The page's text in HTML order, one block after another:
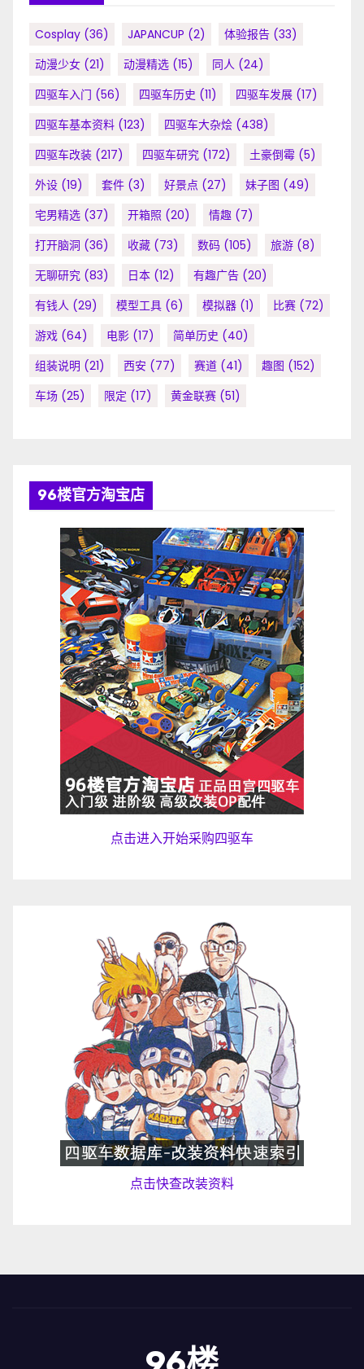
Cosplay (36) JAPANCUP (2) 体验报告 (33)
动漫少女 (21) 动漫精选 (15) 同人 (24)
四驱车入门 (56) 四驱车历史 (11) 四驱车发展 (17)
四驱车基本资料 (123) 四驱车大杂烩 (438)
四驱车改装 (217) 四驱车研究 (172) 土豪倒霉 (5)
外设 (19) 套件 (3) 好景点 (27) 妹子图 (49)
宅男精选 (37) 开箱照 (20) 情趣 (7)
打开脑洞 (36) 收藏 (73) 数码 (105) 旅游 (8)
无聊研究 (83) 日本 (12) 有趣广告 (20)
有钱人 (29) 模型工具 (6) 模拟器 (1) 比赛 (72)
游戏 (64) 电影 (17) 简单历史 (40)
组装说明 (21) 西安 (77) 赛道 (41) 趣图 (152)
车场 (25) 限定 (17) 黄金联赛 (51)
96楼官方淘宝店
点击进入开始采购四驱车
点击快查改装资料